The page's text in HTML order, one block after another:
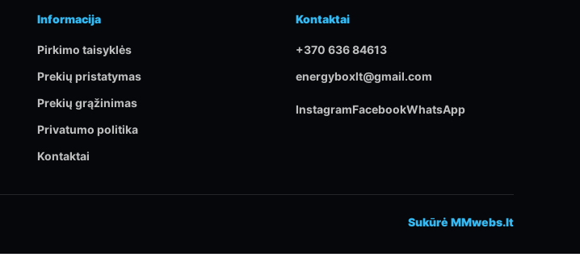
Informacija
Pirkimo taisyklės
Prekių pristatymas
Prekių grąžinimas
Privatumo politika
Kontaktai
Kontaktai
+370 636 84613
energyboxlt@gmail.com
InstagramFacebookWhatsApp
Sukūrė MMwebs.lt